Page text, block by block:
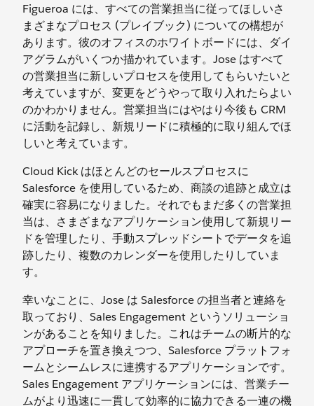
Figueroa には、すべての営業担当に従ってほしいさ
まざまなプロセス (プレイブック) についての構想が
あります。彼のオフィスのホワイトボードには、ダイ
アグラムがいくつか描かれています。Jose はすべて
の営業担当に新しいプロセスを使用してもらいたいと
考えていますが、変更をどうやって取り入れたらよい
のかわかりません。営業担当にはやはり今後も CRM
に活動を記録し、新規リードに積極的に取り組んでほ
しいと考えています。
Cloud Kick はほとんどのセールスプロセスに
Salesforce を使用しているため、商談の追跡と成立は
確実に容易になりました。それでもまだ多くの営業担
当は、さまざまなアプリケーション使用して新規リー
ドを管理したり、手動スプレッドシートでデータを追
跡したり、複数のカレンダーを使用したりしていま
す。
幸いなことに、Jose は Salesforce の担当者と連絡を
取っており、Sales Engagement というソリューショ
ンがあることを知りました。これはチームの断片的な
アプローチを置き換えつつ、Salesforce プラットフォ
ームとシームレスに連携するアプリケーションです。
Sales Engagement アプリケーションには、営業チー
ムがより迅速に一貫して効率的に協力できる一連の機